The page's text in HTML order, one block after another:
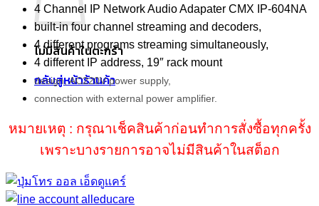
ไม่มีสินค้าในตะกร้า
กลับสู่หน้าร้านค้า
4 Channel IP Network Audio Adapater CMX IP-604NA
built-in four channel streaming and decoders,
4 different programs streaming simultaneously,
4 different IP address, 19″ rack mount
design, AC220V power supply,
connection with external power amplifier.
หมายเหตุ : กรุณาเช็คสินค้าก่อนทำการสั่งซื้อทุกครั้ง
เพราะบางรายการอาจไม่มีสินค้าในสต็อก